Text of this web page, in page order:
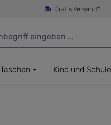
Gratis Versand*
Taschen Kind und Schule